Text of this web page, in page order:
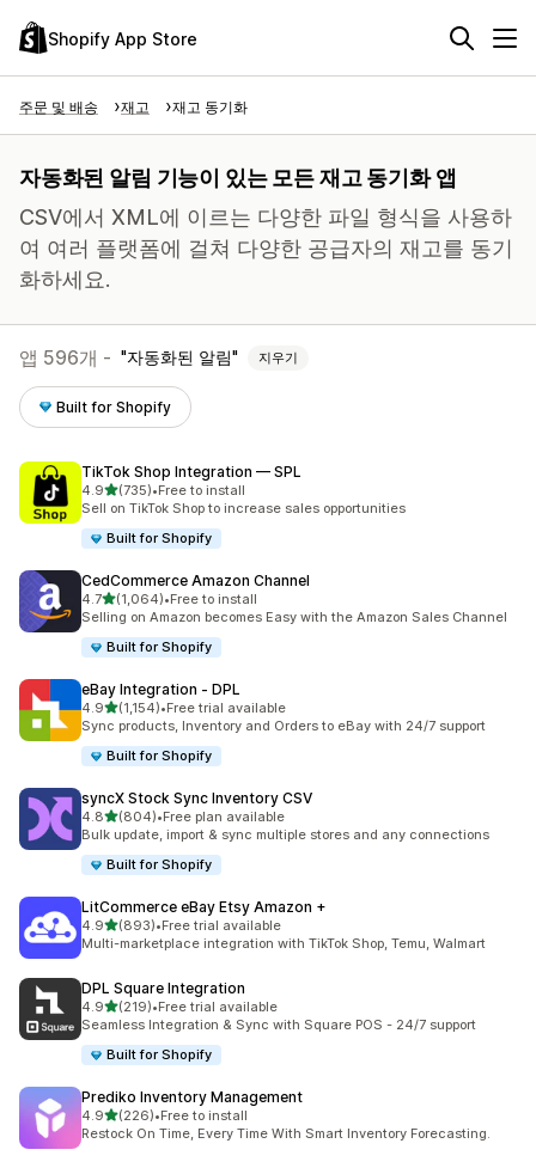
Shopify App Store
주문 및 배송 재고 재고 동기화
자동화된 알림 기능이 있는 모든 재고 동기화 앱
CSV에서 XML에 이르는 다양한 파일 형식을 사용하
여 여러 플랫폼에 걸쳐 다양한 공급자의 재고를 동기
화하세요.
앱 596개 - 자동화된 알림 지우기
Built for Shopify
TikTok Shop Integration — SPL
4.9별 5개 중
(735)
총 리뷰 735개
•Free to install
Sell on TikTok Shop to increase sales opportunities
Built for Shopify
CedCommerce Amazon Channel
4.7별 5개 중
(1,064)
총 리뷰 1064개
•Free to install
Selling on Amazon becomes Easy with the Amazon Sales Channel
Built for Shopify
eBay Integration ‑ DPL
4.9별 5개 중
(1,154)
총 리뷰 1154개
•Free trial available
Sync products, Inventory and Orders to eBay with 24/7 support
Built for Shopify
syncX Stock Sync Inventory CSV
4.8별 5개 중
(804)
총 리뷰 804개
•Free plan available
Bulk update, import & sync multiple stores and any connections
Built for Shopify
LitCommerce eBay Etsy Amazon +
4.9별 5개 중
(893)
총 리뷰 893개
•Free trial available
Multi-marketplace integration with TikTok Shop, Temu, Walmart
DPL Square Integration
4.9별 5개 중
(219)
총 리뷰 219개
•Free trial available
Seamless Integration & Sync with Square POS - 24/7 support
Built for Shopify
Prediko Inventory Management
4.9별 5개 중
(226)
총 리뷰 226개
•Free to install
Restock On Time, Every Time With Smart Inventory Forecasting.